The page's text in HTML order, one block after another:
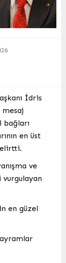
İdris
mesaj
bağları
en üst
ve
en güzel